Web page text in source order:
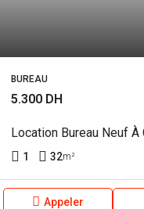
BUREAU
5.300 DH
Location Bureau Neuf
1 32m²
Appeler